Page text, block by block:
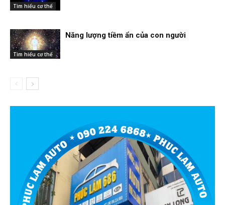
Tìm hiểu cơ thể
Tìm hiểu cơ thể
Năng lượng tiềm ẩn của con người